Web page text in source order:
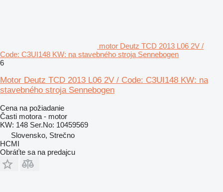
motor Deutz TCD 2013 L06 2V /
Code: C3UI148 KW: na stavebného stroja Sennebogen
6
Motor Deutz TCD 2013 L06 2V / Code: C3UI148 KW: na
stavebného stroja Sennebogen
Cena na požiadanie
Časti motora - motor
KW: 148 Ser.No: 10459569
Slovensko, Strečno
HCMI
Obráťte sa na predajcu